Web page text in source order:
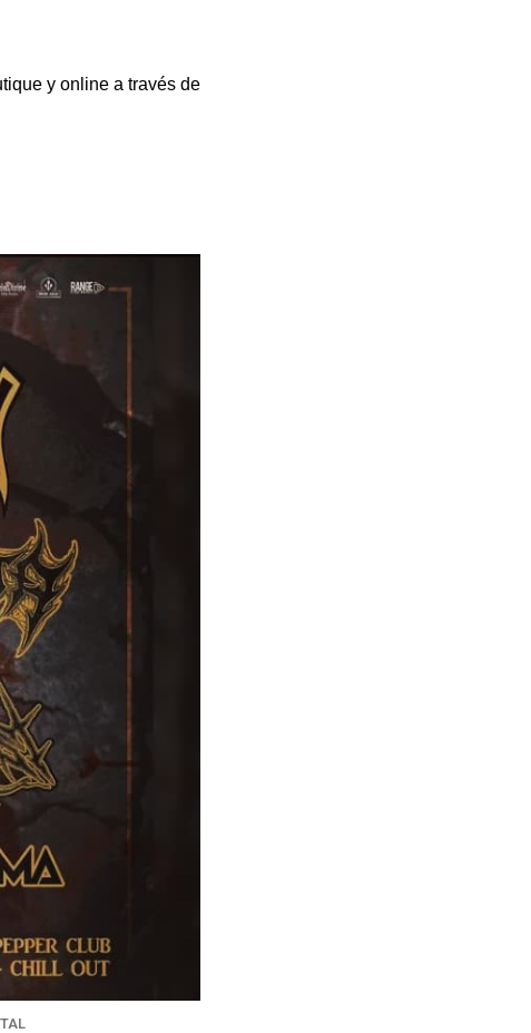
y online a través de